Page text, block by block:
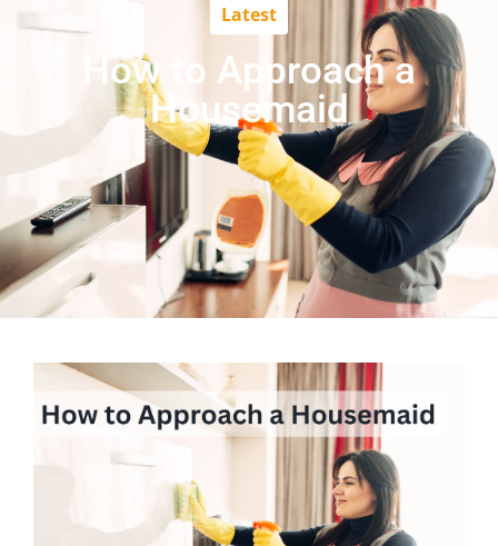
Latest
How to Approach a
Housemaid